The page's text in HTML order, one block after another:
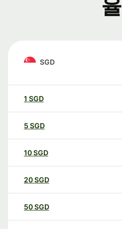
율
SGD
1 SGD
5 SGD
10SGD
20SGD
50SGD